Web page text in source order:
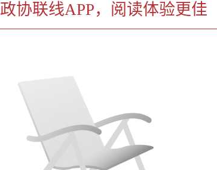
协联线APP，阅读体验更佳